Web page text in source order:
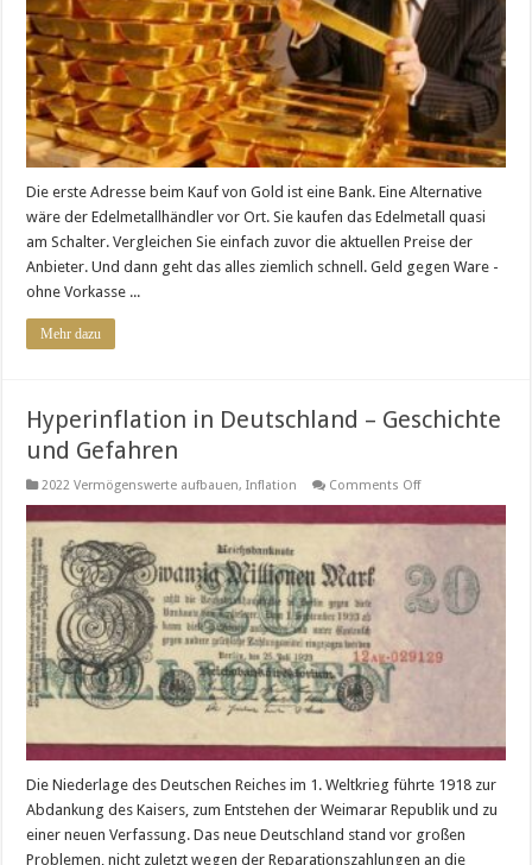
Die erste Adresse beim Kauf von Gold ist eine Bank. Eine Alternative
wäre der Edelmetallhändler vor Ort. Sie kaufen das Edelmetall quasi
am Schalter. Vergleichen Sie einfach zuvor die aktuellen Preise der
Anbieter. Und dann geht das alles ziemlich schnell. Geld gegen Ware -
ohne Vorkasse ...
Mehr dazu
Hyperinflation in Deutschland – Geschichte
und Gefahren
2022 Vermögenswerte aufbauen,Inflation Comments Offon
Deutschland
Geschichte
und
Gefahren
Die Niederlage des Deutschen Reiches im 1. Weltkrieg führte 1918 zur
Abdankung des Kaisers, zum Entstehen der Weimarar Republik und zu
einer neuen Verfassung. Das neue Deutschland stand vor großen
Problemen, nicht zuletzt wegen der Reparationszahlungen an die